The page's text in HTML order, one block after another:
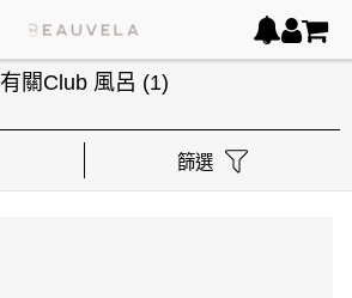
有關Club 風呂 (1)
篩選